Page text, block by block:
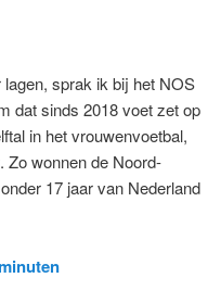
sprak ik bij het NOS
dat sinds 2018 voet zet op
in het vrouwenvoetbal,
Zo wonnen de Noord-
17 jaar van Nederland